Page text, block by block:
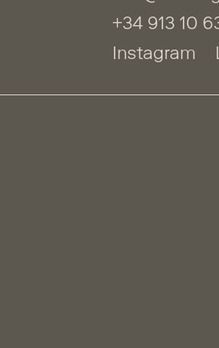
+34 913 10
Instagram